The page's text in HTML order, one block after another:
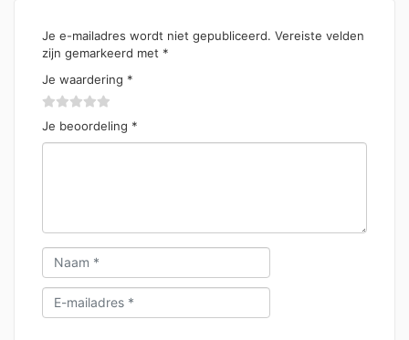
Je e-mailadres wordt niet gepubliceerd. Vereiste velden
zijn gemarkeerd met *
Je waardering *
Je beoordeling *